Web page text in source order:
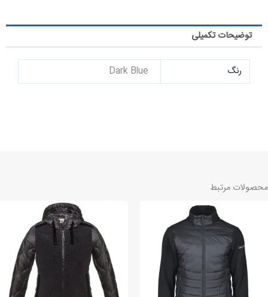
توضیحات تکمیلی
رنگ Dark Blue
محصولات مرتبط